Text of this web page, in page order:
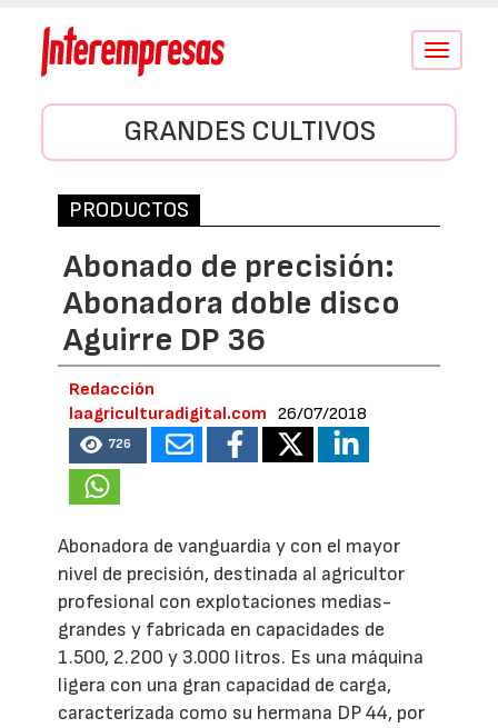
Conmutar
GRANDES CULTIVOS
PRODUCTOS
Abonado de precisión:
Abonadora doble disco
Aguirre DP 36
Redacción
laagriculturadigital.com
26/07/2018
726
Abonadora de vanguardia y con el mayor
nivel de precisión, destinada al agricultor
profesional con explotaciones medias-
grandes y fabricada en capacidades de
1.500, 2.200 y 3.000 litros. Es una máquina
ligera con una gran capacidad de carga,
caracterizada como su hermana DP 44, por